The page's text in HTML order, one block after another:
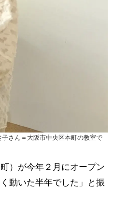
さん＝大阪市中央区本町の教室で
）が今年２月にオープン
動いた半年でした」と振